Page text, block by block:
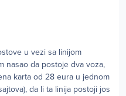
u vezi sa linijom
nasao da postoje dva voza,
karta od 28 eura u jednom
da li ta linija postoji jos